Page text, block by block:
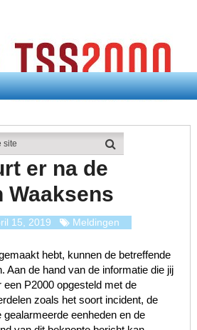
Er Na De Melding In Waaksens
er na de
Waaksens
15, 2019 Meldingen
hebt, kunnen de betreffende
Aan de hand van de informatie die jij
een P2000 opgesteld met de
zoals het soort incident, de
gealarmeerde eenheden en de